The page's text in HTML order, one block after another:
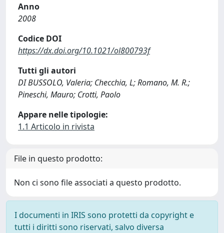
Anno
2008
Codice DOI
https://dx.doi.org/10.1021/ol800793f
Tutti gli autori
DI BUSSOLO, Valeria; Checchia, L; Romano, M. R.;
Pineschi, Mauro; Crotti, Paolo
Appare nelle tipologie:
1.1 Articolo in rivista
File in questo prodotto:
Non ci sono file associati a questo prodotto.
I documenti in IRIS sono protetti da copyright e
tutti i diritti sono riservati, salvo diversa